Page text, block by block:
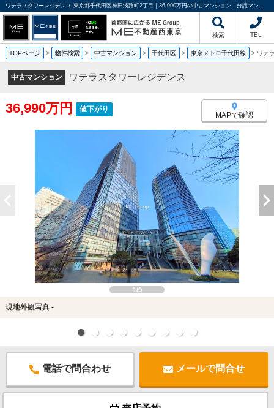
ワテラスタワーレジデンス 東京都千代田区神田淡路町2丁目｜36,990万円の中古マンション｜分譲マンション情報｜ME不動産西東京
検索 TEL
TOPページ > 物件検索 > 中古マンション > 千代田区 > 東京メトロ千代田線 > ワテ
中古マンション ワテラスタワーレジデンス
36,990万円 値下がり
MAPで確認
1/9
現地外観写真 -
電話で問合わせ メールで問合せ